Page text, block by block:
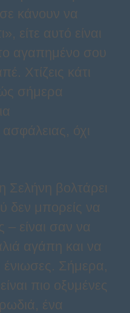
κάνουν να
είτε αυτό είναι
αγαπημένο σου
Χτίζεις κάτι
σήμερα
όχι
Σελήνη βολτάρει
δεν μπορείς να
– είναι σαν να
αγάπη και να
Σήμερα,
πιο οξυμένες
ένα